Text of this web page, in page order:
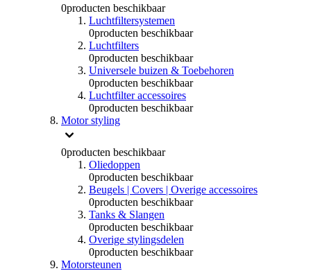
0producten beschikbaar
Luchtfiltersystemen
0producten beschikbaar
Luchtfilters
0producten beschikbaar
Universele buizen & Toebehoren
0producten beschikbaar
Luchtfilter accessoires
0producten beschikbaar
Motor styling
0producten beschikbaar
Oliedoppen
0producten beschikbaar
Beugels | Covers | Overige accessoires
0producten beschikbaar
Tanks & Slangen
0producten beschikbaar
Overige stylingsdelen
0producten beschikbaar
Motorsteunen